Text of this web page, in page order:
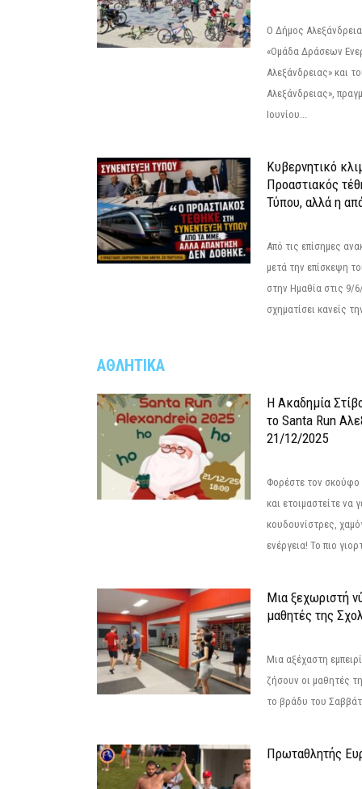
Ο Δήμος
«Ομάδα Δράσεων
Αλεξάνδρειας» και
Αλεξάνδρειας»,
Ιουνίου...
Κυβερνητικό
Προαστιακός
Τύπου, αλλά η
Από τις επίσημες
μετά την επίσκεψη
στην Ημαθία στις 9/
σχηματίσει κανείς
ΑΘΛΗΤΙΚΑ
Η Ακαδημία
το Santa Run
21/12/2025
Φορέστε τον σκούφο
και ετοιμαστείτε να
κουδουνίστρες,
ενέργεια! Το πιο
Μια ξεχωριστή
μαθητές της
Μια αξέχαστη
ζήσουν οι μαθητές
το βράδυ του
Πρωταθλητής